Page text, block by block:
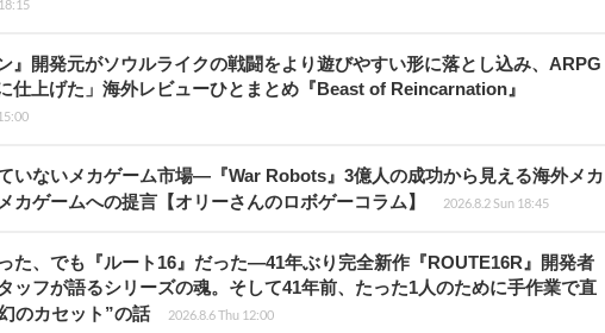
』開発元がソウルライクの戦闘をより遊びやすい形に落とし込み、ARPG
仕上げた」海外レビューひとまとめ『Beast of Reincarnation』
いないメカゲーム市場―『War Robots』3億人の成功から見える海外メカ
カゲームへの提言【オリーさんのロボゲーコラム】
2026.8.2 Sun 18:45
た、でも『ルート16』だった―41年ぶり完全新作『ROUTE16R』開発者
ッフが語るシリーズの魂。そして41年前、たった1人のために手作業で直
のカセット”の話
2026.8.6 Thu 12:00